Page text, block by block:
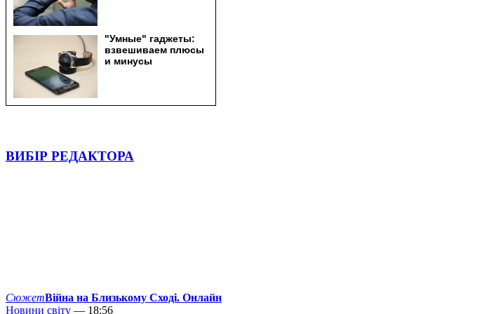
ВИБІР РЕДАКТОРА
СюжетВійна на Близькому Сході. Онлайн
Новини світу — 18:56